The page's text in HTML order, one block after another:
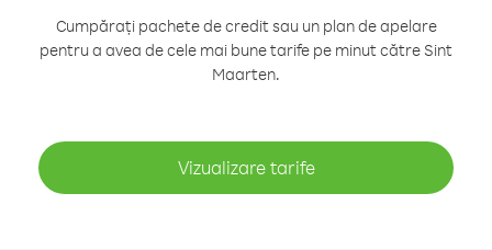
Cumpărați pachete de credit sau un plan de apelare
pentru a avea de cele mai bune tarife pe minut către Sint
Maarten.
Vizualizare tarife